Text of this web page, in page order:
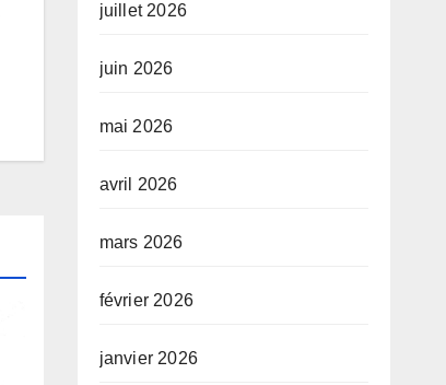
juillet 2026
juin 2026
mai 2026
avril 2026
mars 2026
février 2026
janvier 2026